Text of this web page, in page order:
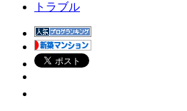
トラブル